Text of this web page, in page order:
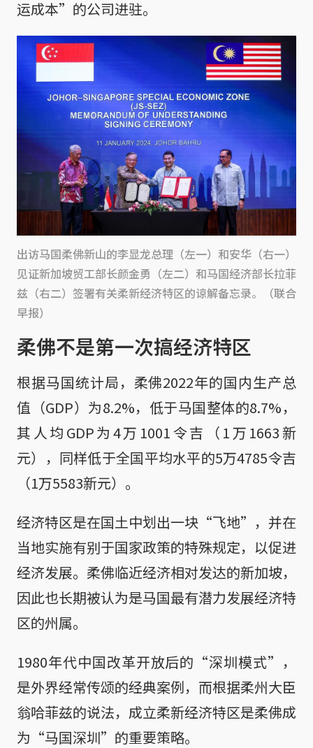
运成本”的公司进驻。
出访马国柔佛新山的李显龙总理（左一）和安华（右一）
见证新加坡贸工部长颜金勇（左二）和马国经济部长拉菲
兹（右二）签署有关柔新经济特区的谅解备忘录。（联合
早报）
柔佛不是第一次搞经济特区
根据马国统计局，柔佛2022年的国内生产总
值（GDP）为8.2%，低于马国整体的8.7%，
其人均GDP为4万1001令吉（1万1663新
元），同样低于全国平均水平的5万4785令吉
（1万5583新元）。
经济特区是在国土中划出一块“飞地”，并在
当地实施有别于国家政策的特殊规定，以促进
经济发展。柔佛临近经济相对发达的新加坡，
因此也长期被认为是马国最有潜力发展经济特
区的州属。
1980年代中国改革开放后的“深圳模式”，
是外界经常传颂的经典案例，而根据柔州大臣
翁哈菲兹的说法，成立柔新经济特区是柔佛成
为“马国深圳”的重要策略。